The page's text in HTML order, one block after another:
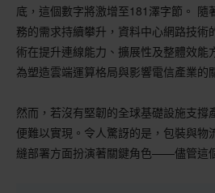
底，這個數字將激增至181澤字節。 隨
務的需求持續攀升，資料中心網路技術
術在提升連線能力、擴展性及整體效能
為塑造雲端運算格局與影響電信產業的
然而，若沒有堅韌的全球基礎設施支撐
便難以實現。令人驚訝的是，包裝與物
縫部署方面扮演著關鍵角色——儘管這